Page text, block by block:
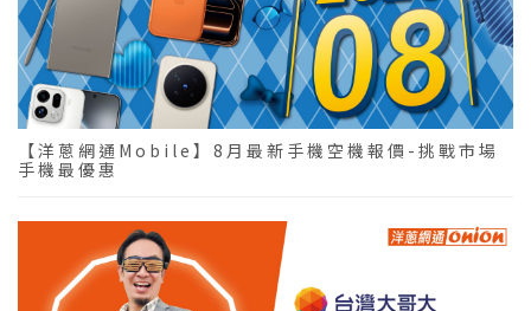
【洋蔥網通Mobile】8月最新手機空機報價-挑戰市場
手機最優惠